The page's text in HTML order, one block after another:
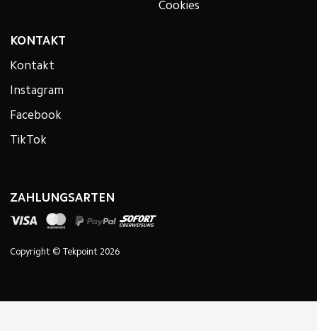
Cookies
KONTAKT
Kontakt
Instagram
Facebook
TikTok
ZAHLUNGSARTEN
Copyright © Tekpoint 2026